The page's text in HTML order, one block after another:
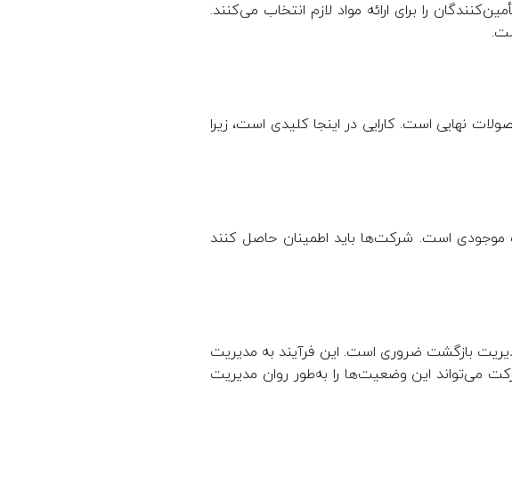
را برای ارائه مواد لازم انتخاب می‌کنند.
نهایی است. کارایی در اینجا کلیدی است، زیرا
موجودی است. شرکت‌ها باید اطمینان حاصل کنند
بازگشت ضروری است. این فرآیند به مدیریت
می‌تواند این وضعیت‌ها را به‌طور روان مدیریت